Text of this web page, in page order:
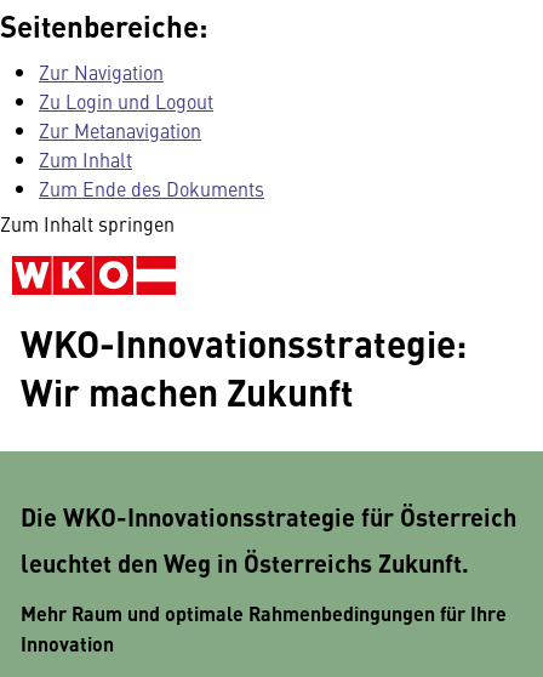
Seitenbereiche:
Zur Navigation
Zu Login und Logout
Zur Metanavigation
Zum Inhalt
Zum Ende des Dokuments
Zum Inhalt springen
WKO-Innovationsstrategie:
Wir machen Zukunft
Die WKO-Innovationsstrategie für Österreich
leuchtet den Weg in Österreichs Zukunft.
Mehr Raum und optimale Rahmenbedingungen für Ihre
Innovation